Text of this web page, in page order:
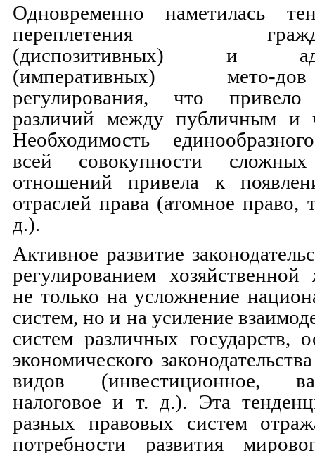
Одновременно наметилась
переплетения граждан-
(диспозитивных) и
(императивных) мето-
регулирования, что
различий между публичным и
Необходимость
всей совокупности сложных
отношений привела к
отраслей права (атомное право,
д.).
Активное развитие
регулированием
не только на усложнение
систем, но и на усиление
систем различных государств,
экономического
видов (инвестиционное,
налоговое и т. д.). Эта
разных правовых систем
потребности развития